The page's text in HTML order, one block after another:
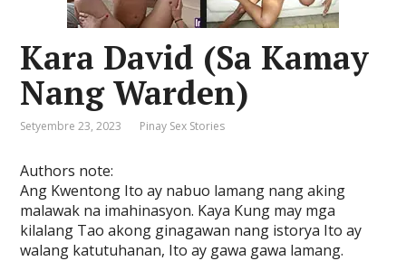
Kara David (Sa Kamay
Nang Warden)
Setyembre 23, 2023 Pinay Sex Stories
Authors note:
Ang Kwentong Ito ay nabuo lamang nang aking
malawak na imahinasyon. Kaya Kung may mga
kilalang Tao akong ginagawan nang istorya Ito ay
walang katutuhanan, Ito ay gawa gawa lamang.